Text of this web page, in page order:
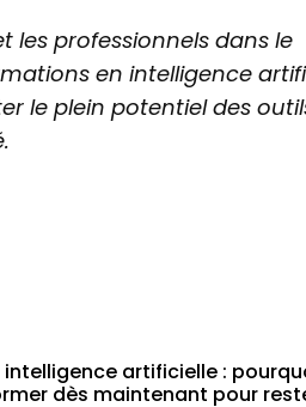
les professionnels dans le
en intelligence
le plein potentiel des
artificielle :
dès maintenant pour